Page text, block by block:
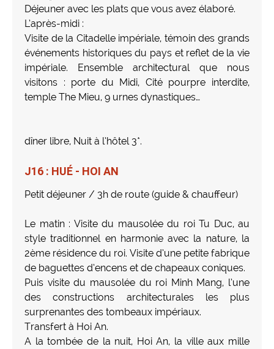
Déjeuner avec les plats que vous avez élaboré.
L’après-midi :
Visite de la Citadelle impériale, témoin des grands
événements historiques du pays et reflet de la vie
impériale. Ensemble architectural que nous
visitons : porte du Midi, Cité pourpre interdite,
temple The Mieu, 9 urnes dynastiques…
dîner libre, Nuit à l’hôtel 3*.
J16 : HUÉ - HOI AN
Petit déjeuner / 3h de route (guide & chauffeur)
Le matin : Visite du mausolée du roi Tu Duc, au
style traditionnel en harmonie avec la nature, la
2ème résidence du roi. Visite d’une petite fabrique
de baguettes d’encens et de chapeaux coniques.
Puis visite du mausolée du roi Minh Mang, l’une
des constructions architecturales les plus
surprenantes des tombeaux impériaux.
Transfert à Hoi An.
A la tombée de la nuit, Hoi An, la ville aux mille